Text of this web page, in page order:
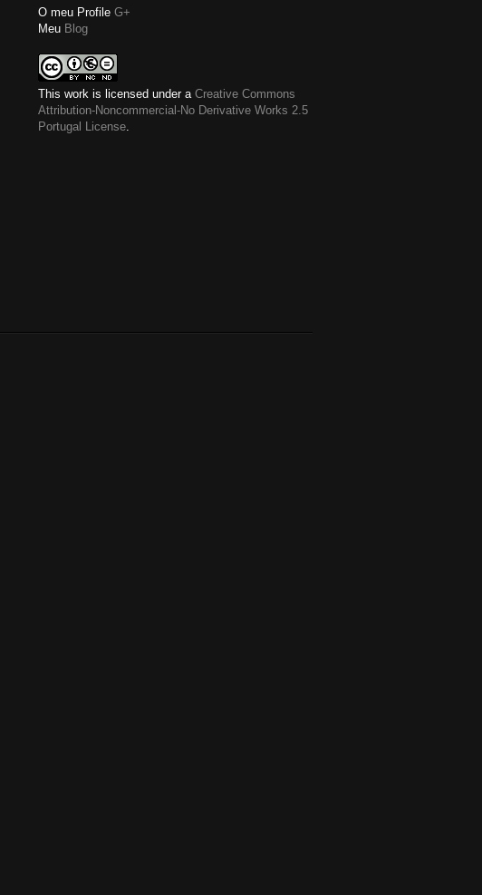
O meu Profile G+
Meu Blog
This work is licensed under a Creative Commons
Attribution-Noncommercial-No Derivative Works 2.5
Portugal License.